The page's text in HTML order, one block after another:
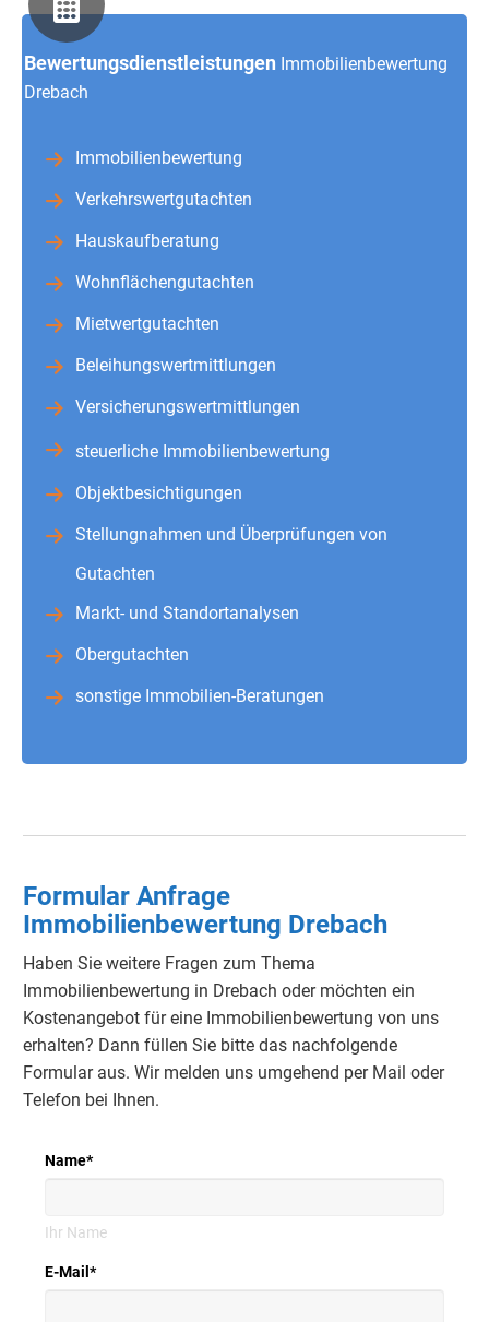
Bewertungsdienstleistungen Immobilienbewertung
Drebach
Immobilienbewertung
Verkehrswertgutachten
Hauskaufberatung
Wohnflächengutachten
Mietwertgutachten
Beleihungswertmittlungen
Versicherungswertmittlungen
steuerliche Immobilienbewertung
Objektbesichtigungen
Stellungnahmen und Überprüfungen von
Gutachten
Markt- und Standortanalysen
Obergutachten
sonstige Immobilien-Beratungen
Formular Anfrage
Immobilienbewertung Drebach
Haben Sie weitere Fragen zum Thema
Immobilienbewertung in Drebach oder möchten ein
Kostenangebot für eine Immobilienbewertung von uns
erhalten? Dann füllen Sie bitte das nachfolgende
Formular aus. Wir melden uns umgehend per Mail oder
Telefon bei Ihnen.
Name*
Ihr Name
E-Mail *